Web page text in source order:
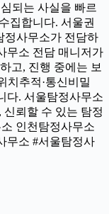
심되는 사실을 빠르
집합니다. 서울권
정사무소가 전담하
무소 전담 매니저가
고, 진행 중에는 보
치추적·통신비밀
다. 서울탐정사무소
뢰할 수 있는 탐정
인천탐정사무소
무소 #서울탐정사